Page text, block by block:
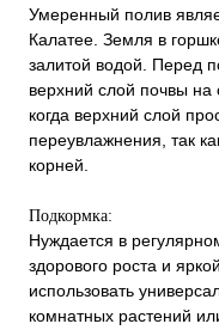
Умеренный полив
Калатее. Земля в
залитой водой. Перед
верхний слой почвы на
когда верхний слой
переувлажнения, так
корней.
Подкормка:
Нуждается в
здорового роста и
использовать
комнатных растений